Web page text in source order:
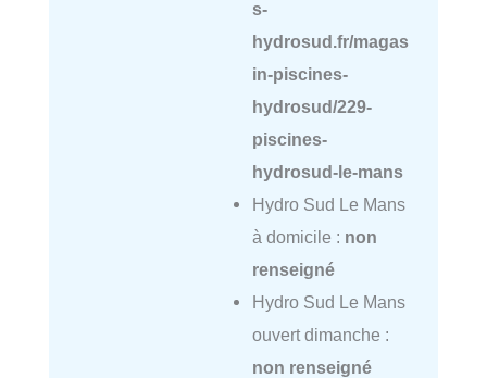
s-
hydrosud.fr/magas
in-piscines-
hydrosud/229-
piscines-
hydrosud-le-mans
Hydro Sud Le Mans
à domicile : non
renseigné
Hydro Sud Le Mans
ouvert dimanche :
non renseigné